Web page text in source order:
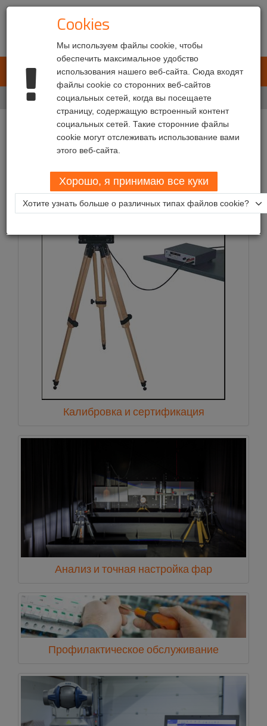
L.E.T. Automotive
Главная Сервисы
Сервисы
Калибровка и сертификация
Анализ и точная настройка фар
Профилактическое обслуживание
Cookies
Мы используем файлы cookie, чтобы
обеспечить максимальное удобство
использования нашего веб-сайта. Сюда входят
файлы cookie со сторонних веб-сайтов
социальных сетей, когда вы посещаете
страницу, содержащую встроенный контент
социальных сетей. Такие сторонние файлы
cookie могут отслеживать использование вами
этого веб-сайта.
Хорошо, я принимаю все куки
Хотите узнать больше о различных типах файлов cookie?